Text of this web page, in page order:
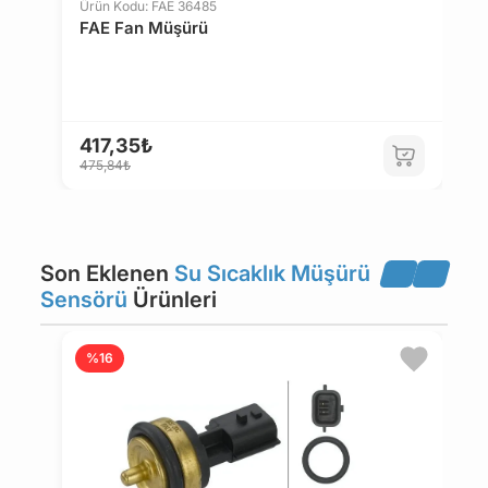
PORSCHE
SEAT SKODA
SUBARU
TOYOTA VOLVO
Ürün Kodu: FAE 36485
FAE Fan Müşürü
417,35₺
475,84₺
Son Eklenen Su Sıcaklık Müşürü
Sensörü Ürünleri
%16